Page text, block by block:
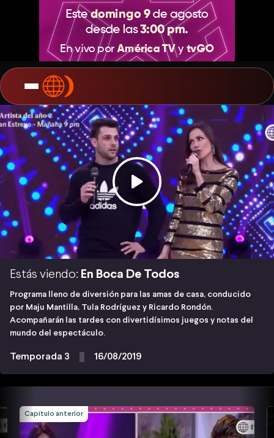
Estás viendo: En Boca De Todos
Programa lleno de diversión para las amas de casa, conducido
por Maju Mantilla, Tula Rodríguez y Ricardo Rondón.
Acompañarán las tardes con divertidísimos juegos y notas del
mundo del espectáculo.
Temporada 3 16/08/2019
Capítulo anterior